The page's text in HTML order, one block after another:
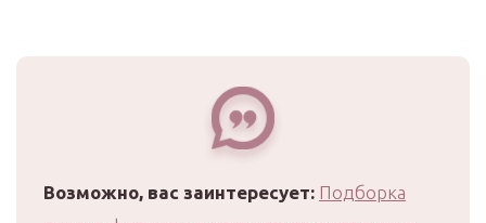
Возможно, вас заинтересует: Подборка